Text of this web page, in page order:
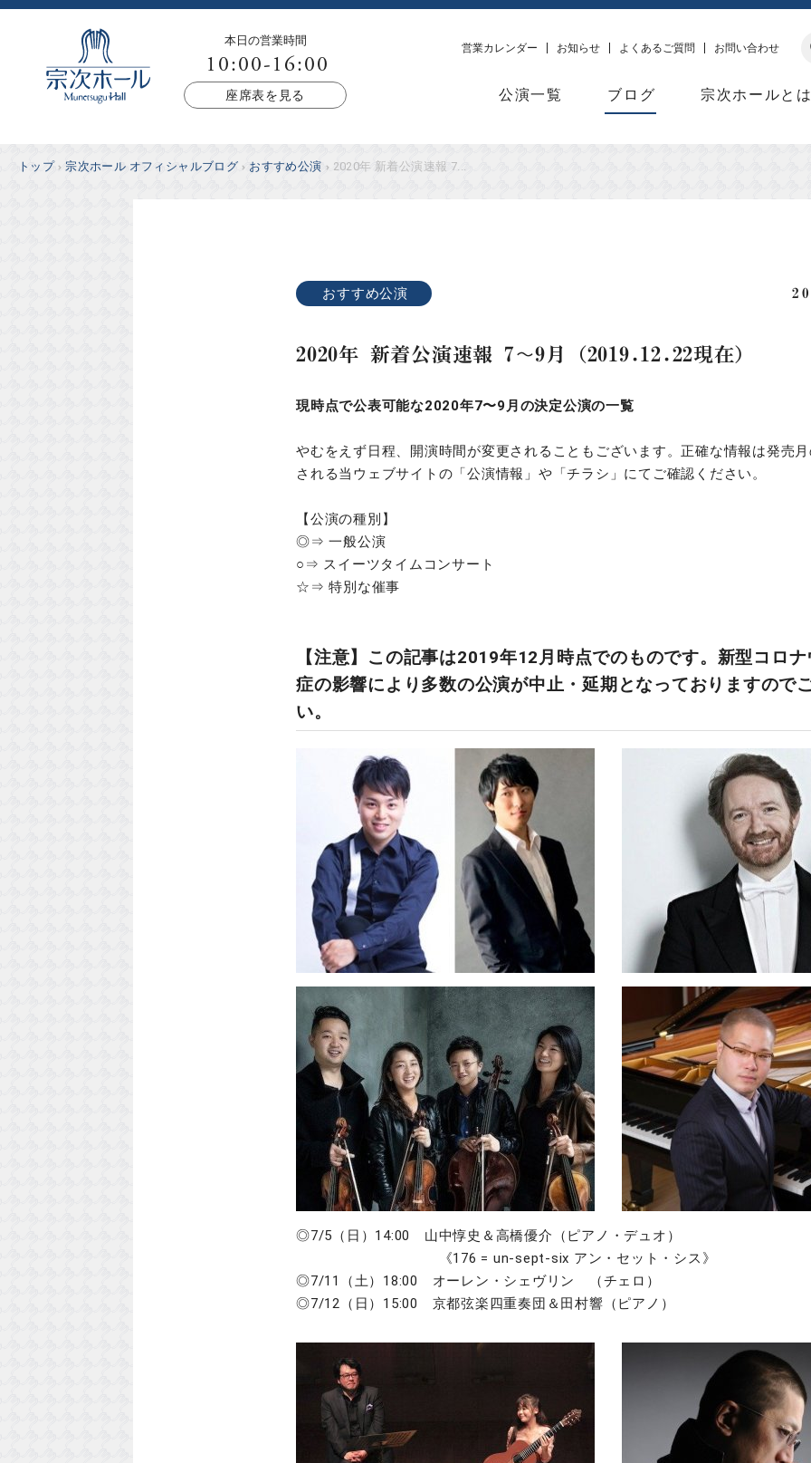
本日の営業時間
10:00-16:00
座席表を見る 公演一覧 ブログ 宗次ホールと
営業カレンダー お知らせ よくあるご質問 お問い合わせ
トップ 宗次ホール オフィシャルブログ おすすめ公演 2020年 新着公演速報 7...
おすすめ公演
2020年 新着公演速報 7〜9月（2019.12.22現在）
現時点で公表可能な2020年7〜9月の決定公演の一覧
やむをえず日程、開演時間が変更されることもございます。正確な情報は発売
される当ウェブサイトの「公演情報」や「チラシ」にてご確認ください。
【公演の種別】
◎⇒ 一般公演
○⇒ スイーツタイムコンサート
☆⇒ 特別な催事
【注意】 この記事は2019年12月時点でのものです。新型コロ
症の影響により多数の公演が中止・延期となっておりますので
い。
◎7/5（日）14:00 山中惇史＆高橋優介（ピアノ・デュオ）
《176 = un-sept-six アン・セット・シス》
◎7/11（土）18:00 オーレン・シェヴリン （チェロ）
◎7/12（日）15:00 京都弦楽四重奏団＆田村響（ピアノ）